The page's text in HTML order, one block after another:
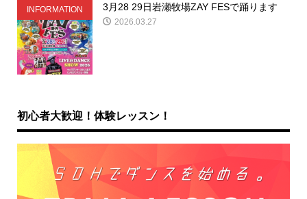
INFORMATION 3月28 29日岩瀬牧場ZAY FESで踊ります
2026.03.27
初心者大歓迎！体験レッスン！